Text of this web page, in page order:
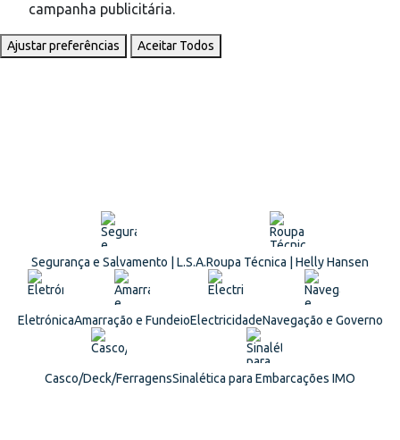
campanha publicitária.
Ajustar preferências Aceitar Todos
Segurança e Salvamento | L.S.A.Roupa Técnica | Helly Hansen
EletrónicaAmarração e FundeioElectricidadeNavegação e Governo
Casco/Deck/FerragensSinalética para Embarcações IMO